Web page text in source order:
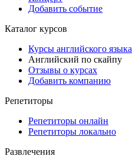
Добавить событие
Каталог курсов
Курсы английского языка
Английский по скайпу
Отзывы о курсах
Добавить компанию
Репетиторы
Репетиторы онлайн
Репетиторы локально
Развлечения